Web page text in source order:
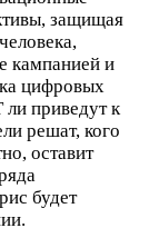
защищая
кампанией и
цифровых
ли приведут к
решат, кого
оставит
будет